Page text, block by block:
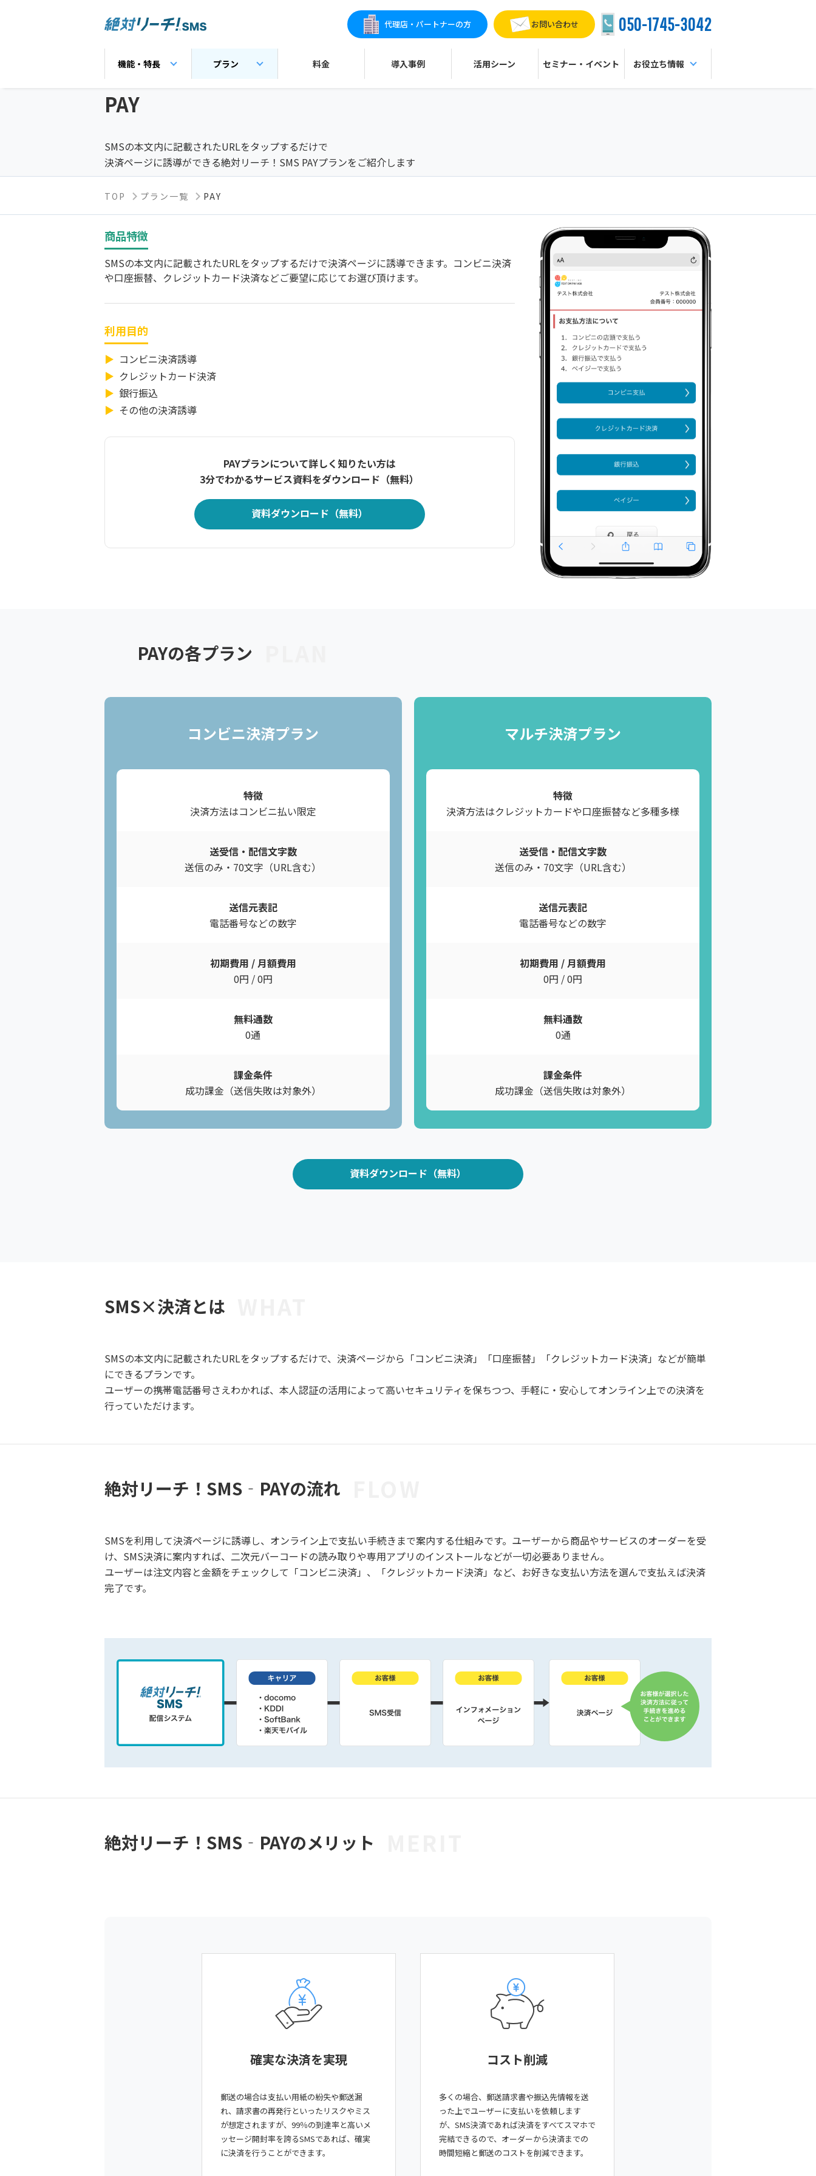
代理店・パートナーの方 お問い合わせ 050-1745-3042
機能・特長 プラン 料金 導入事例 活用シーン セミナー・イベント お役立ち情報
PAY
SMSの本文内に記載されたURLをタップするだけで
決済ページに誘導ができる絶対リーチ！SMS PAYプランをご紹介します
TOP プラン一覧 PAY
商品特徴
SMSの本文内に記載されたURLをタップするだけで決済ページに誘導できます。コンビニ決済
や口座振替、クレジットカード決済などご要望に応じてお選び頂けます。
利用目的
コンビニ決済誘導
クレジットカード決済
銀行振込
その他の決済誘導
PAYプランについて詳しく知りたい方は
3分でわかるサービス資料をダウンロード（無料）
資料ダウンロード（無料）
PAYの各プラン
コンビニ決済プラン
特徴
決済方法はコンビニ払い限定
送受信・配信文字数
送信のみ・70文字（URL含む）
送信元表記
電話番号などの数字
初期費用 / 月額費用
0円 / 0円
無料通数
0通
課金条件
成功課金（送信失敗は対象外）
マルチ決済プラン
特徴
決済方法はクレジットカードや口座振替など多種多様
送受信・配信文字数
送信のみ・70文字（URL含む）
送信元表記
電話番号などの数字
初期費用 / 月額費用
0円 / 0円
無料通数
0通
課金条件
成功課金（送信失敗は対象外）
資料ダウンロード（無料）
SMS×決済とは
SMSの本文内に記載されたURLをタップするだけで、決済ページから「コンビニ決済」「口座振替」「クレジットカード決済」などが簡単
にできるプランです。
ユーザーの携帯電話番号さえわかれば、本人認証の活用によって高いセキュリティを保ちつつ、手軽に・安心してオンライン上での決済を
行っていただけます。
絶対リーチ！SMS‐PAYの流れ
SMSを利用して決済ページに誘導し、オンライン上で支払い手続きまで案内する仕組みです。ユーザーから商品やサービスのオーダーを受
け、SMS決済に案内すれば、二次元バーコードの読み取りや専用アプリのインストールなどが一切必要ありません。
ユーザーは注文内容と金額をチェックして「コンビニ決済」、「クレジットカード決済」など、お好きな支払い方法を選んで支払えば決済
完了です。
絶対リーチ！SMS‐PAYのメリット
確実な決済を実現
郵送の場合は支払い用紙の紛失や郵送漏
れ、請求書の再発行といったリスクやミス
が想定されますが、99％の到達率と高いメ
ッセージ開封率を誇るSMSであれば、確実
に決済を行うことができます。
コスト削減
多くの場合、郵送請求書や振込先情報を送
った上でユーザーに支払いを依頼します
が、SMS決済であれば決済をすべてスマホで
完結できるので、オーダーから決済までの
時間短縮と郵送のコストを削減できます。